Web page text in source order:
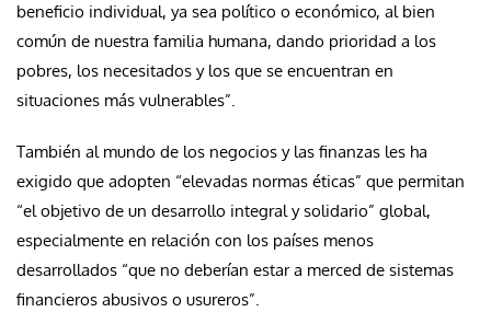
beneficio individual, ya sea político o económico, al bien
común de nuestra familia humana, dando prioridad a los
pobres, los necesitados y los que se encuentran en
situaciones más vulnerables”.
También al mundo de los negocios y las finanzas les ha
exigido que adopten “elevadas normas éticas” que permitan
“el objetivo de un desarrollo integral y solidario” global,
especialmente en relación con los países menos
desarrollados “que no deberían estar a merced de sistemas
financieros abusivos o usureros”.